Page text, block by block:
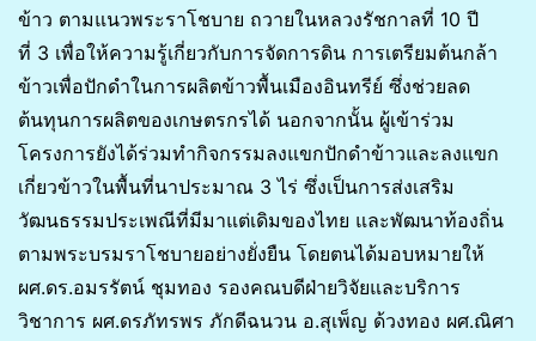
ข้าว ตามแนวพระราโชบาย ถวายในหลวงรัชกาลที่ 10 ปี
ที่ 3 เพื่อให้ความรู้เกี่ยวกับการจัดการดิน การเตรียมต้นกล้า
ข้าวเพื่อปักดำในการผลิตข้าวพื้นเมืองอินทรีย์ ซึ่งช่วยลด
ต้นทุนการผลิตของเกษตรกรได้ นอกจากนั้น ผู้เข้าร่วม
โครงการยังได้ร่วมทำกิจกรรมลงแขกปักดำข้าวและลงแขก
เกี่ยวข้าวในพื้นที่นาประมาณ 3 ไร่ ซึ่งเป็นการส่งเสริม
วัฒนธรรมประเพณีที่มีมาแต่เดิมของไทย และพัฒนาท้องถิ่น
ตามพระบรมราโชบายอย่างยั่งยืน โดยตนได้มอบหมายให้
ผศ.ดร.อมรรัตน์ ชุมทอง รองคณบดีฝ่ายวิจัยและบริการ
วิชาการ ผศ.ดรภัทรพร ภักดีฉนวน อ.สุเพ็ญ ด้วงทอง ผศ.ณิศา